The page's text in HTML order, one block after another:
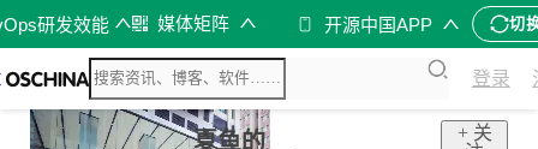
研发效能 媒体矩阵 开源中国APP 切
登录
夏鱼的
+ 关